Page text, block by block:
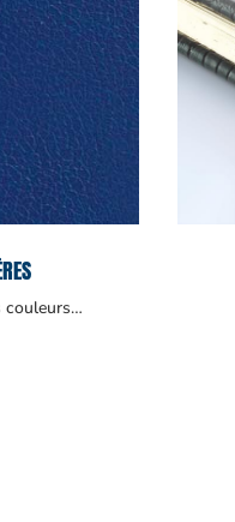
couleurs…